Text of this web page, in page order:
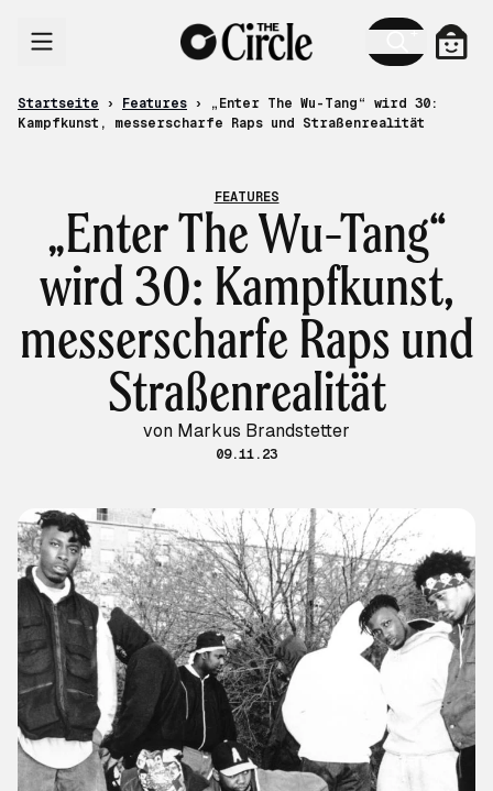
Startseite › Features ›
„Enter The Wu-Tang“ wird 30:
Kampfkunst, messerscharfe Raps und Straßenrealität
FEATURES
„Enter The Wu-Tang“
wird 30: Kampfkunst,
messerscharfe Raps und
Straßenrealität
von Markus Brandstetter
09.11.23